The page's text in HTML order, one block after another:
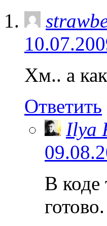
Хм.. а
Ответить
Ilya
В коде